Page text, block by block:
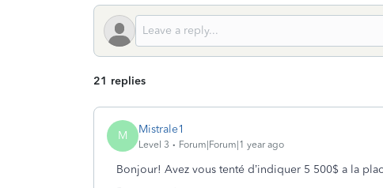
21 replies
M Mistrale1
Level 3 Forum|Forum|1 year ago
Bonjour! Avez vous tenté d’indiquer 5 500$ a la